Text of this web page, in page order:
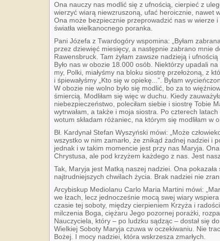
Ona nauczy nas modlić się z ufnością, cierpieć z
wierzyć wiarą niewzruszoną, ufać heroicznie, nawet
Ona może bezpiecznie przeprowadzić nas w wierze
światła wielkanocnego poranka.
Pani Józefa z Twardogóry wspomina: „Byłam
przez dziewięć miesięcy, a następnie zabrano mnie
Rawensbruck. Tam żyłam zawsze nadzieją i
Było nas w obozie 18.000 osób. Niektórzy upadali
my, Polki, miałyśmy na bloku siostrę przełożoną, z
i śpiewałyśmy „Kto się w opiekę...”. Byłam
W obozie nie wolno było się modlić, bo za to
śmiercią. Modliłam się więc w duchu. Kiedy
niebezpieczeństwo, poleciłam siebie i siostrę Tobie
wytrwałam, a także i moja siostra. Po czterech
wotum składam różaniec, na którym się modliłam w
Bł. Kardynał Stefan Wyszyński mówi: „Może
wszystko w nim zamarło, że znikąd żadnej nadziei i
jednak i w takim momencie jest przy nas Maryja.
Chrystusa, ale pod krzyżem każdego z nas. Jest
Tak, Maryja jest Matką naszej nadziei. Ona pokazała
najtrudniejszych chwilach życia. Brak nadziei nie
Arcybiskup Mediolanu Carlo Maria Martini mówi:
we łzach, lecz jednocześnie mocą swej wiary
czasie tej soboty, między cierpieniem Krzyża i
milczenia Boga, ciężaru Jego pozornej porażki,
Nauczyciela, który – po ludzku sądząc – dostał się
Wielkiej Soboty Maryja czuwa w oczekiwaniu. Nie
Bożej. I mocy nadziei, która wskrzesza zmarłych.